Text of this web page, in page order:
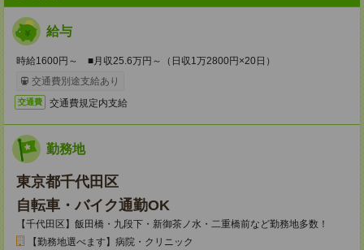
給与
時給1600円～ ■月収25.6万円～（日収1万2800円×20日）
交通費別途支給あり
交通費 交通費規定内支給
勤務地
東京都千代田区
自転車・バイク通勤OK
【千代田区】飯田橋・九段下・新御茶ノ水・二重橋前など勤務地多数！
【勤務地選べます】病院・クリニック